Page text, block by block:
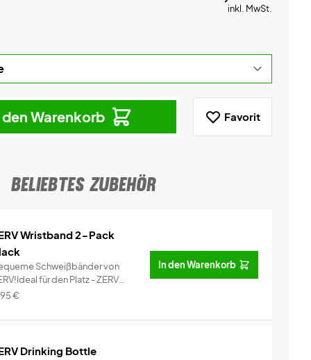
inkl. MwSt.
den Warenkorb Favorit
BELIEBTES ZUBEHÖR
Wristband 2-Pack
Schweißbänder von
für den Platz - ZERV
€
In den Warenkorb
Drinking Bottle